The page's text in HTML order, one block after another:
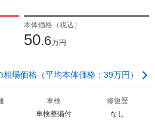
本体価格（税込）
50.6万円
相場価格（平均本体価格：39万円）
車検
車検整備付
修復歴
なし